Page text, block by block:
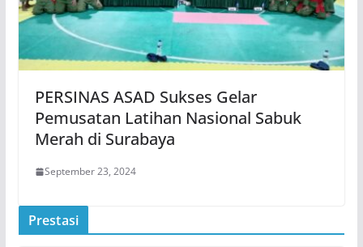
PERSINAS ASAD Sukses Gelar
Pemusatan Latihan Nasional Sabuk
Merah di Surabaya
September 23, 2024
Prestasi